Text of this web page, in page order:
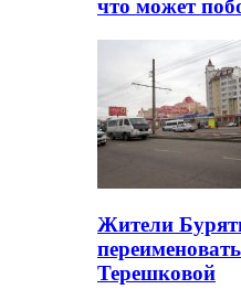
что может
Жители
Терешковой